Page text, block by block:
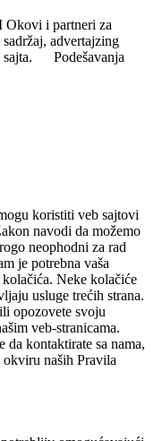
Okovi i partneri za
advertajzing
Podešavanja
koristiti veb sajtovi
navodi da možemo
neophodni za rad
je potrebna vaša
Neke kolačiće
usluge trećih strana.
opozovete svoju
veb-stranicama.
da kontaktirate sa nama,
naših Pravila